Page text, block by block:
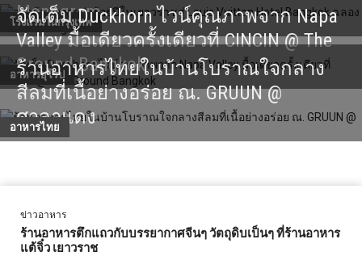
Monogram
โรงแรมในกรุงเทพ
จัดเต็ม Duckhorn ไวน์คุณภาพจาก Napa
Valley มื้อเดียวครั้งเดียวที่ CINCIN @ The
Ground Bangkok
อาหารยุโรป
ร้านอาหารไทยในบ้านโบราณใจกลาง
สีลมที่เนื้อย่างอร่อย ณ. GRUUN @
ศาลาแดง
อาหารไทย
ข่าวอาหาร
ร้านอาหารตึกแถวกับบรรยากาศจีนๆ วัตถุดิบเป็นๆ ที่ร้านอาหาร
แต้จิ๋ว เยาวราช